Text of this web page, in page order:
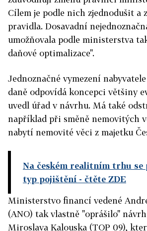
Cílem je podle nich zjednodušit a
pravidla. Dosavadní
umožňovala podle ministerstva
daňové optimalizace".
Jednoznačné vymezení
daně odpovídá koncepci většiny
uvedl úřad v návrhu. Má také
například při směně nemovitých
nabytí nemovité věci z majetku
Na českém realitním trhu se
typ pojištění - čtěte ZDE
Ministerstvo financí vedené
(ANO) tak vlastně "oprášilo"
Miroslava Kalouska (TOP 09),